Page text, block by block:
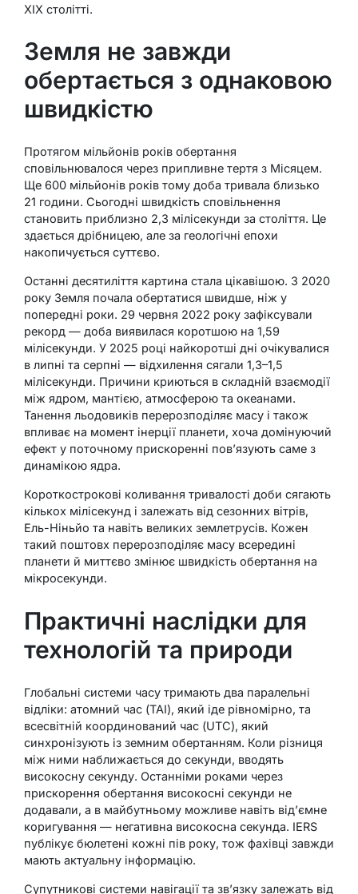
XIX столітті.
Земля не завжди
обертається з однаковою
швидкістю
Протягом мільйонів років обертання
сповільнювалося через припливне тертя з Місяцем.
Ще 600 мільйонів років тому доба тривала близько
21 години. Сьогодні швидкість сповільнення
становить приблизно 2,3 мілісекунди за століття. Це
здається дрібницею, але за геологічні епохи
накопичується суттєво.
Останні десятиліття картина стала цікавішою. З 2020
року Земля почала обертатися швидше, ніж у
попередні роки. 29 червня 2022 року зафіксували
рекорд — доба виявилася коротшою на 1,59
мілісекунди. У 2025 році найкоротші дні очікувалися
в липні та серпні — відхилення сягали 1,3–1,5
мілісекунди. Причини криються в складній взаємодії
між ядром, мантією, атмосферою та океанами.
Танення льодовиків перерозподіляє масу і також
впливає на момент інерції планети, хоча домінуючий
ефект у поточному прискоренні пов’язують саме з
динамікою ядра.
Короткострокові коливання тривалості доби сягають
кількох мілісекунд і залежать від сезонних вітрів,
Ель-Ніньйо та навіть великих землетрусів. Кожен
такий поштовх перерозподіляє масу всередині
планети й миттєво змінює швидкість обертання на
мікросекунди.
Практичні наслідки для
технологій та природи
Глобальні системи часу тримають два паралельні
відліки: атомний час (TAI), який іде рівномірно, та
всесвітній координований час (UTC), який
синхронізують із земним обертанням. Коли різниця
між ними наближається до секунди, вводять
високосну секунду. Останніми роками через
прискорення обертання високосні секунди не
додавали, а в майбутньому можливе навіть від’ємне
коригування — негативна високосна секунда. IERS
публікує бюлетені кожні пів року, тож фахівці завжди
мають актуальну інформацію.
Супутникові системи навігації та зв’язку залежать від